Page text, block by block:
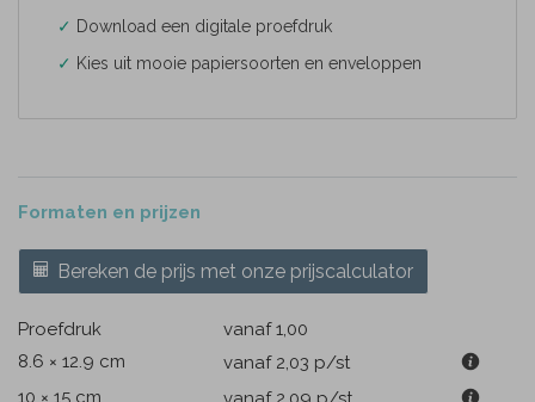
✓ Download een digitale proefdruk
✓ Kies uit mooie papiersoorten en enveloppen
Formaten en prijzen
Bereken de prijs met onze prijscalculator
Proefdruk
vanaf 1,00
8.6 × 12.9 cm
vanaf 2,03 p/st
10 × 15 cm